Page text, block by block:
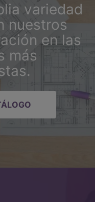
variedad
nuestros
en las
más